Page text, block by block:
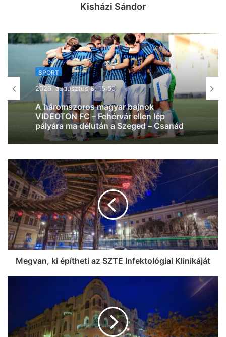
Kisházi Sándor
SPORT
2026, augusztus 8. 15:50
A háromszoros magyar bajnok
VIDEOTON FC – Fehérvár ellen lép
pályára ma délután a Szeged – Csanád
GA
SPORT
2026, augusztus 8. 14:36
Meccsnap van: a HBC Nantessel csap
össze a Pick Szeged!
Megvan, ki építheti az SZTE Infektológiai Klinikáját